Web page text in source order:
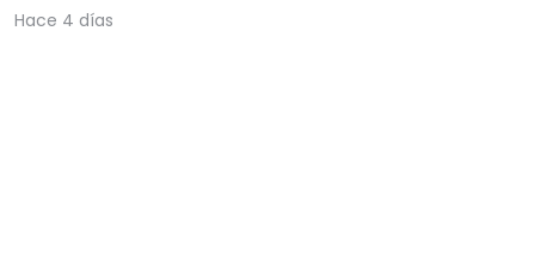
Hace 4 días